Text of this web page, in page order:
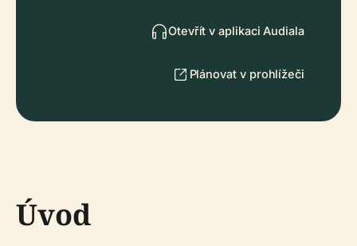
Otevřít v aplikaci Audiala
Plánovat v prohlížeči
Úvod